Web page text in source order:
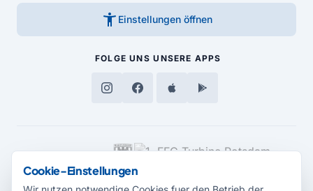
accessibility_new Einstellungen öffnen
FOLGE UNS UNSERE APPS
MEDIENPARTNER
Cookie-Einstellungen